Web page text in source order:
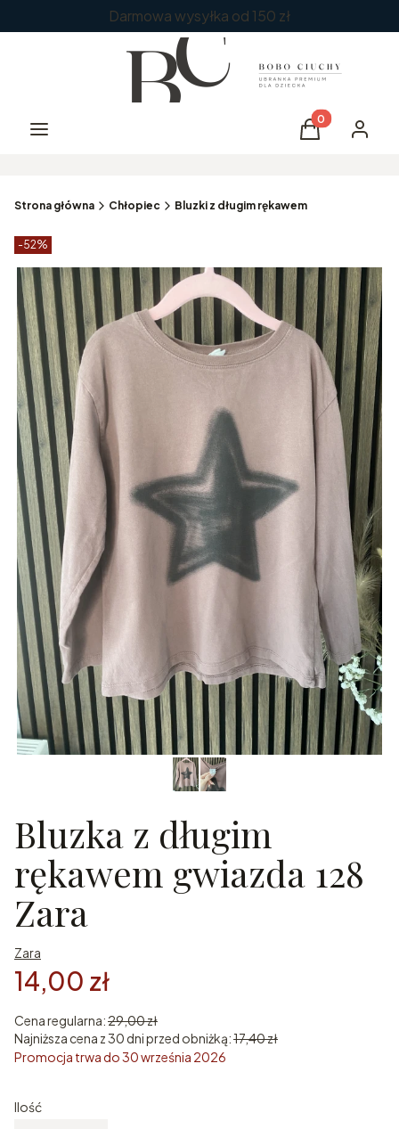
Darmowa wysyłka od 150 zł
Menu Produkty w
Koszyk
Strona główna Chłopiec Bluzki z długim rękawem
Etykiety produktu
-52%
Bluzka z długim
rękawem gwiazda 128
Zara
Zara
14,00 zł
Cena regularna:29,00 zł
Najniższa cena z 30 dni przed obniżką:17,40 zł
Promocja trwa do 30 września 2026
Ilość